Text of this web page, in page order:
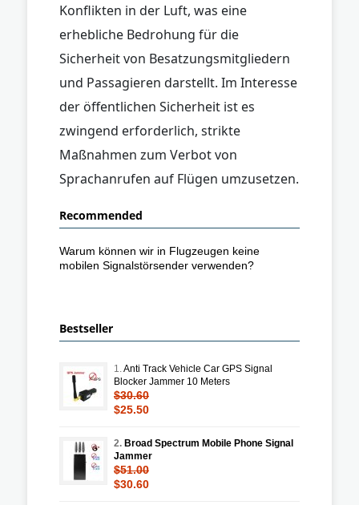
Konflikten in der Luft, was eine
erhebliche Bedrohung für die
Sicherheit von Besatzungsmitgliedern
und Passagieren darstellt. Im Interesse
der öffentlichen Sicherheit ist es
zwingend erforderlich, strikte
Maßnahmen zum Verbot von
Sprachanrufen auf Flügen umzusetzen.
Recommended
Warum können wir in Flugzeugen keine
mobilen Signalstörsender verwenden?
Bestseller
1.Anti Track Vehicle Car GPS Signal
Blocker Jammer 10 Meters
$30.60
$25.50
2. Broad Spectrum Mobile Phone Signal
Jammer
$51.00
$30.60